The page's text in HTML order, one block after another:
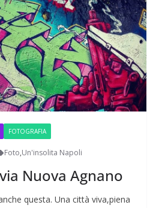
FOTOGRAFIA
Foto,Un'insolita Napoli
Nuova Agnano
questa. Una città viva,piena